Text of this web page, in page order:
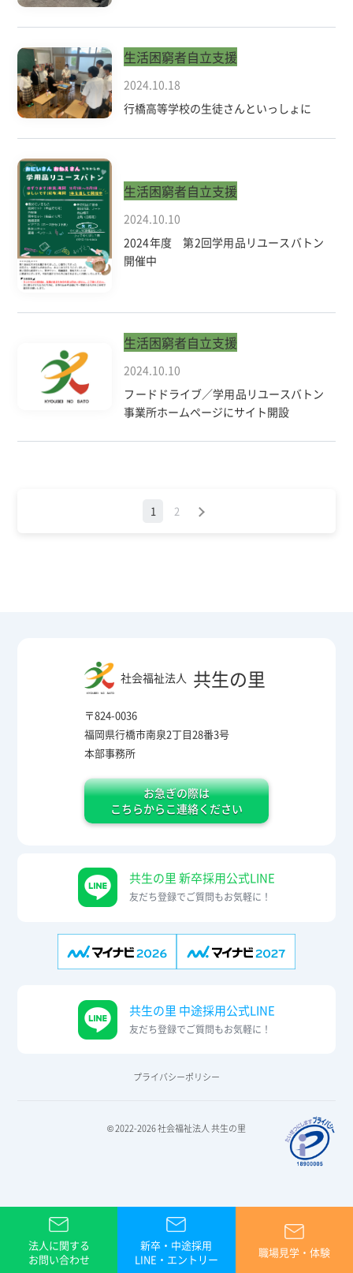
生活困窮者自立支援
2024.10.18
行橋高等学校の生徒さんといっしょに
生活困窮者自立支援
2024.10.10
2024年度 第2回学用品リユースバトン
開催中
生活困窮者自立支援
2024.10.10
フードドライブ／学用品リユースバトン
事業所ホームページにサイト開設
1 2
法人に関する
お問い合わせ
新卒・中途採用
LINE・エントリー
職場見学・体験
社会福祉法人 共生の里
〒824-0036
福岡県行橋市南泉2丁目28番3号
本部事務所
お急ぎの際は
こちらからこ連絡ください
共生の里 新卒採用公式LINE
友だち登録でご質問もお気軽に！
共生の里 中途採用公式LINE
友だち登録でご質問もお気軽に！
プライバシーポリシー
© 2022-2026 社会福祉法人 共生の里